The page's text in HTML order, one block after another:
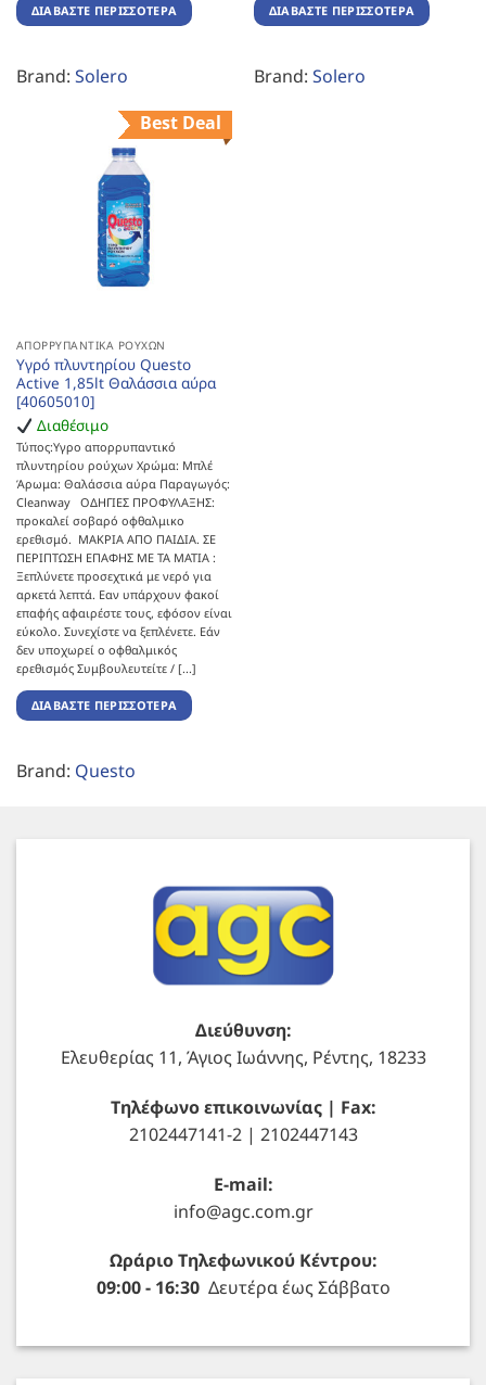
ΔΙΑΒΆΣΤΕ ΠΕΡΙΣΣΌΤΕΡΑ
Brand: Solero
ΔΙΑΒΆΣΤΕ ΠΕΡΙΣΣΌΤΕΡΑ
Brand: Solero
Best Deal
ΑΠΟΡΡΥΠΑΝΤΙΚΆ ΡΟΎΧΩΝ
Υγρό πλυντηρίου Questo
Active 1,85lt Θαλάσσια αύρα
[40605010]
Διαθέσιμο
Τύπος:Υγρο απορρυπαντικό
πλυντηρίου ρούχων Χρώμα: Μπλέ
Άρωμα: Θαλάσσια αύρα Παραγωγός:
Cleanway ΟΔΗΓΙΕΣ ΠΡΟΦΥΛΑΞΗΣ:
προκαλεί σοβαρό οφθαλμικο
ερεθισμό. ΜΑΚΡΙΑ ΑΠΟ ΠΑΙΔΙΑ. ΣΕ
ΠΕΡΙΠΤΩΣΗ ΕΠΑΦΗΣ ΜΕ ΤΑ ΜΑΤΙΑ :
Ξεπλύνετε προσεχτικά με νερό για
αρκετά λεπτά. Εαν υπάρχουν φακοί
επαφής αφαιρέστε τους, εφόσον είναι
εύκολο. Συνεχίστε να ξεπλένετε. Εάν
δεν υποχωρεί ο οφθαλμικός
ερεθισμός Συμβουλευτείτε / [...]
ΔΙΑΒΆΣΤΕ ΠΕΡΙΣΣΌΤΕΡΑ
Brand: Questo
Διεύθυνση:
Ελευθερίας 11, Άγιος Ιωάννης, Ρέντης, 18233
Τηλέφωνο επικοινωνίας | Fax:
2102447141-2 | 2102447143
E-mail:
info@agc.com.gr
Ωράριο Τηλεφωνικού Κέντρου:
09:00 - 16:30Δευτέρα έως Σάββατο